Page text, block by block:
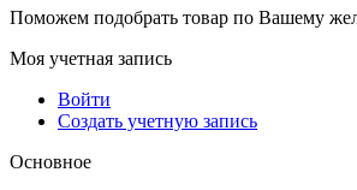
Поможем подобрать товар по Вашему
Моя учетная запись
Войти
Создать учетную запись
Основное